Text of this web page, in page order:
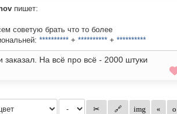
пишет:
советую брать что то более
********** + ********** + **********
заказал. На всё про всё - 2000 штуки